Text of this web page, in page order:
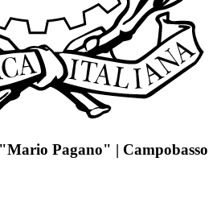
Pagano" | Campobasso